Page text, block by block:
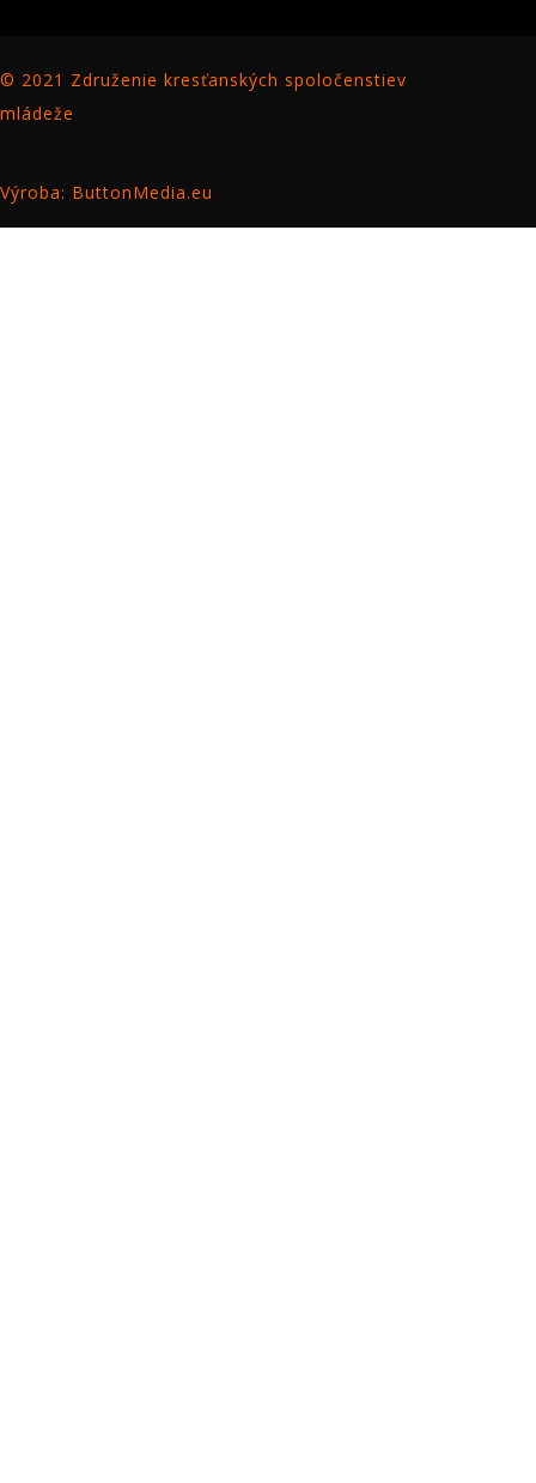
© 2021 Združenie kresťanských spoločenstiev
mládeže
Výroba: ButtonMedia.eu